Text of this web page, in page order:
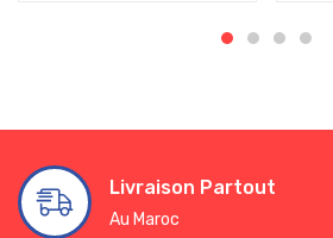
Livraison Partout
Au Maroc